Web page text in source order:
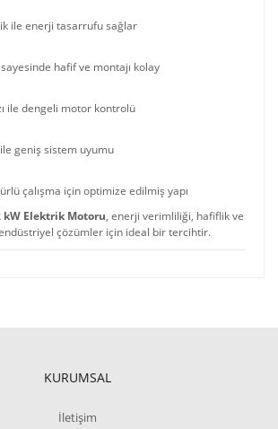
ile enerji tasarrufu sağlar
hafif ve montajı kolay
ile dengeli motor kontrolü
ile geniş sistem uyumu
çalışma için optimize edilmiş yapı
kW Elektrik Motoru, enerji verimliliği, hafiflik ve
çözümler için ideal bir tercihtir.
KURUMSAL
İletişim